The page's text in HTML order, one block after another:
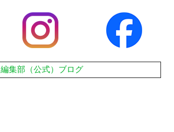
編集部（公式）ブログ